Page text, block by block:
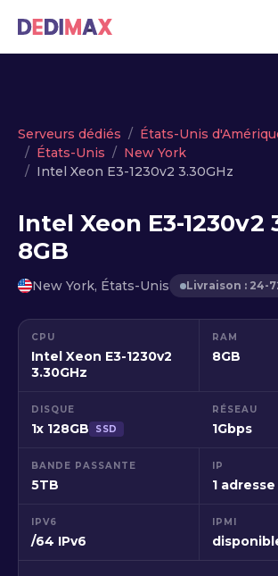
Cloud serveur
Solutions
Actualité
Serveurs dédiés
États-Unis
États-Unis
New York
Intel Xeon E3-1230v2 3.30GHz
Intel Xeon E3-1230v2
8GB
New York, États-Unis Livraison : 24-
CPU
Intel Xeon E3-1230v2
3.30GHz
RAM
8GB
DISQUE
1x 128GB SSD
RÉSEAU
1Gbps
BANDE PASSANTE
5TB
IP
1
IPV6
/64 IPv6
IPMI